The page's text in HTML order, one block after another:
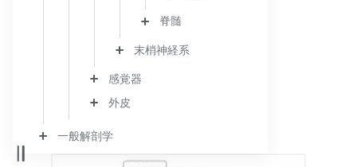
脊髄
末梢神経系
感覚器
外皮
一般解剖学